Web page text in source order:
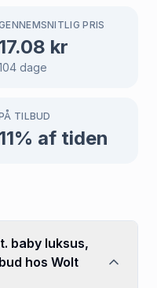
PRIS
17.08 kr
dage
TILBUD
11% af tiden
baby luksus,
hos Wolt